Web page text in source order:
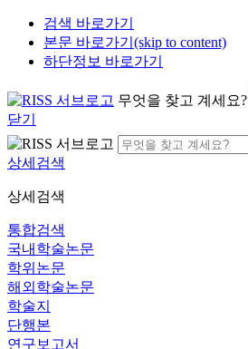
검색 바로가기
본문 바로가기(skip to content)
하단정보 바로가기
무엇을 찾고 계세요?
닫기
상세검색
상세검색
통합검색
국내학술논문
학위논문
해외학술논문
학술지
단행본
연구보고서